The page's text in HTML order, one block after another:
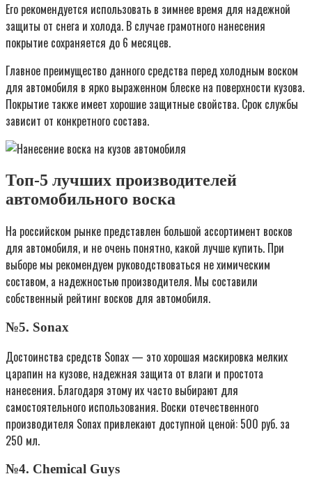
Его рекомендуется использовать в зимнее время для надежной
защиты от снега и холода. В случае грамотного нанесения
покрытие сохраняется до 6 месяцев.
Главное преимущество данного средства перед холодным воском
для автомобиля в ярко выраженном блеске на поверхности кузова.
Покрытие также имеет хорошие защитные свойства. Срок службы
зависит от конкретного состава.
Топ-5 лучших производителей
автомобильного воска
На российском рынке представлен большой ассортимент восков
для автомобиля, и не очень понятно, какой лучше купить. При
выборе мы рекомендуем руководствоваться не химическим
составом, а надежностью производителя. Мы составили
собственный рейтинг восков для автомобиля.
№5. Sonax
Достоинства средств Sonax — это хорошая маскировка мелких
царапин на кузове, надежная защита от влаги и простота
нанесения. Благодаря этому их часто выбирают для
самостоятельного использования. Воски отечественного
производителя Sonax привлекают доступной ценой: 500 руб. за
250 мл.
№4. Chemical Guys